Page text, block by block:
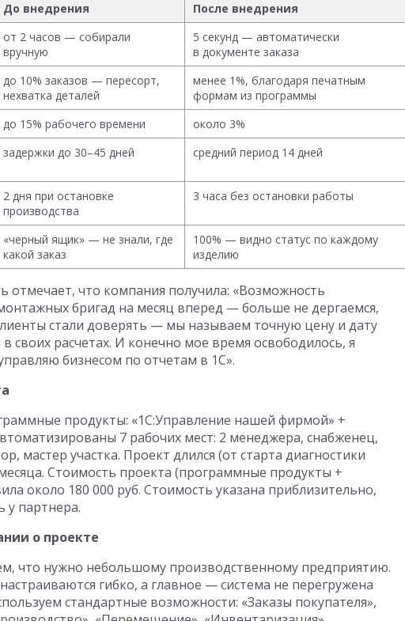
До внедрения
После внедрения
от 2 часов — собирали
вручную
5 секунд — автоматически
в документе заказа
до 10% заказов — пересорт,
нехватка деталей
менее 1%, благодаря печатным
формам из программы
до 15% рабочего времени
около 3%
задержки до 30–45 дней средний период 14 дней
2 дня при остановке
производства
3 часа без остановки работы
«черный ящик» — не знали, где
какой заказ
100% — видно статус по каждому
изделию
что компания получила: «Возможность
бригад на месяц вперед — больше не дергаемся,
стали доверять — мы называем точную цену и дату
своих расчетах. И конечно мое время освободилось, я
бизнесом по отчетам в 1С».
продукты: «1С:Управление нашей фирмой» +
7 рабочих мест: 2 менеджера, снабженец,
мастер участка. Проект длился (от старта диагностики
Стоимость проекта (программные продукты +
около 180 000 руб. Стоимость указана приблизительно,
у партнера.
о проекте
что нужно небольшому производственному предприятию.
гибко, а главное — система не перегружена
стандартные возможности: «Заказы покупателя»,